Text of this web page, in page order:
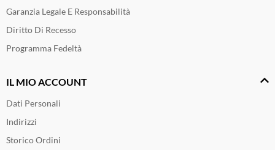
Garanzia Legale E Responsabilità
Diritto Di Recesso
Programma Fedeltà
IL MIO ACCOUNT
Dati Personali
Indirizzi
Storico Ordini